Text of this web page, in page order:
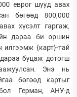
еврог шууд авах
бөгөөд 800,000
хүсэлт гаргаж,
дараа би оршин
илгээмж {карт}-тай
буцаж дотогш
Энэ нь
бөгөөд картыг
Герман, АНУ-д